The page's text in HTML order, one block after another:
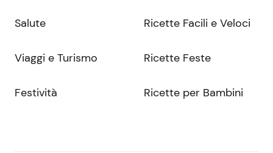
Salute
Viaggi e Turismo
Festività
Ricette Facili e Veloci
Ricette Feste
Ricette per Bambini